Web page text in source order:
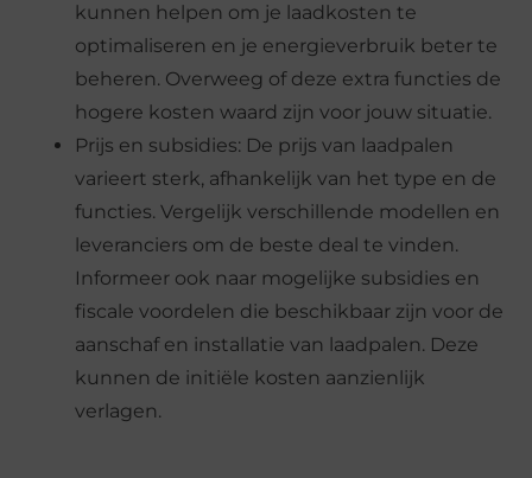
kunnen helpen om je laadkosten te
optimaliseren en je energieverbruik beter te
beheren. Overweeg of deze extra functies de
hogere kosten waard zijn voor jouw situatie.
Prijs en subsidies: De prijs van laadpalen
varieert sterk, afhankelijk van het type en de
functies. Vergelijk verschillende modellen en
leveranciers om de beste deal te vinden.
Informeer ook naar mogelijke subsidies en
fiscale voordelen die beschikbaar zijn voor de
aanschaf en installatie van laadpalen. Deze
kunnen de initiële kosten aanzienlijk
verlagen.